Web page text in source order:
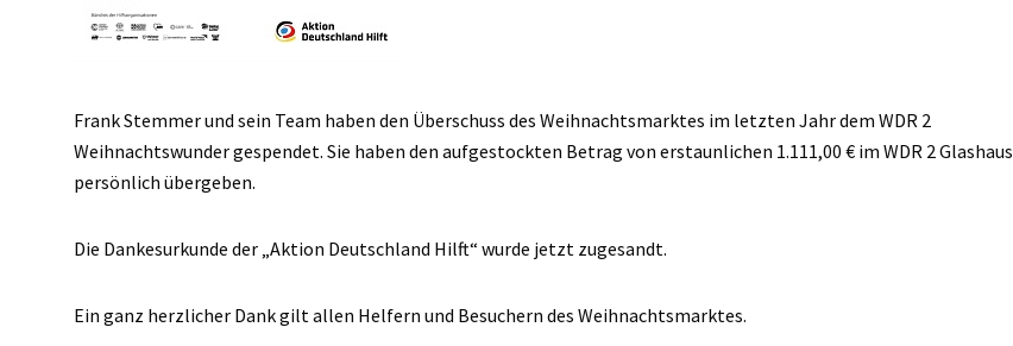
Frank Stemmer und sein Team haben den Überschuss des Weihnachtsmarktes im letzten Jahr dem WDR 2
Weihnachtswunder gespendet. Sie haben den aufgestockten Betrag von erstaunlichen 1.111,00 € im WDR 2 Glashaus
persönlich übergeben.
Die Dankesurkunde der „Aktion Deutschland Hilft“ wurde jetzt zugesandt.
Ein ganz herzlicher Dank gilt allen Helfern und Besuchern des Weihnachtsmarktes.